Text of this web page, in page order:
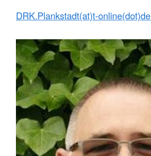
DRK.Plankstadt(at)t-online(dot)de